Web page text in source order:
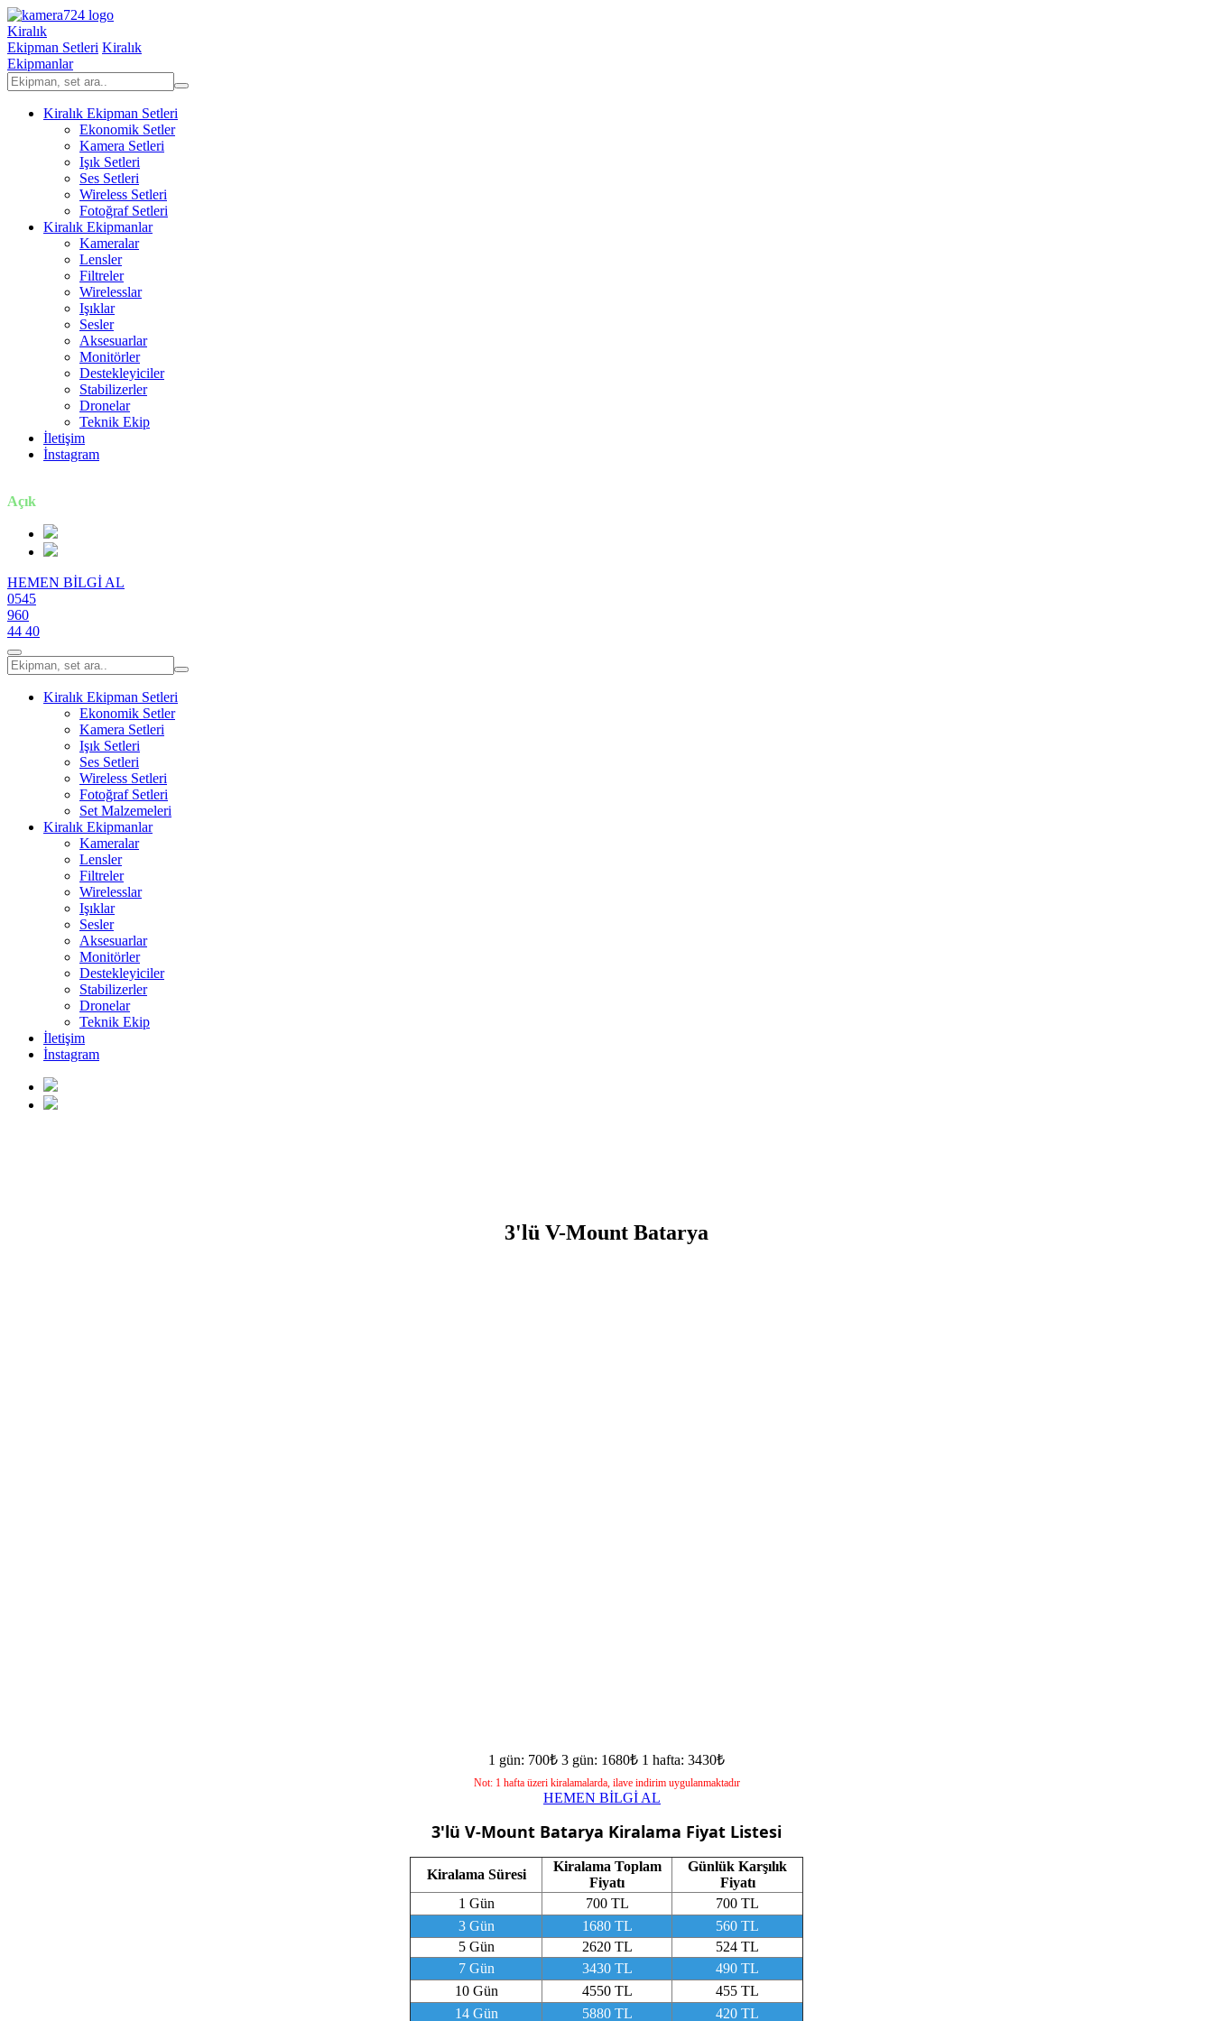
Kiralık
Ekipman Setleri Kiralık
Ekipmanlar
Kiralık Ekipman Setleri
Ekonomik Setler
Kamera Setleri
Işık Setleri
Ses Setleri
Wireless Setleri
Fotoğraf Setleri
Kiralık Ekipmanlar
Kameralar
Lensler
Filtreler
Wirelesslar
Işıklar
Sesler
Aksesuarlar
Monitörler
Destekleyiciler
Stabilizerler
Dronelar
Teknik Ekip
İletişim
İnstagram
Açık
HEMEN BİLGİ AL
0545
960
44 40
Kiralık Ekipman Setleri
Ekonomik Setler
Kamera Setleri
Işık Setleri
Ses Setleri
Wireless Setleri
Fotoğraf Setleri
Set Malzemeleri
Kiralık Ekipmanlar
Kameralar
Lensler
Filtreler
Wirelesslar
Işıklar
Sesler
Aksesuarlar
Monitörler
Destekleyiciler
Stabilizerler
Dronelar
Teknik Ekip
İletişim
İnstagram
3'lü V-Mount Batarya
1 gün: 700₺ 3 gün: 1680₺ 1 hafta: 3430₺
Not: 1 hafta üzeri kiralamalarda, ilave indirim uygulanmaktadır
HEMEN BİLGİ AL
3'lü V-Mount Batarya Kiralama Fiyat Listesi
Kiralama Süresi
Kiralama Toplam
Fiyatı
Günlük Karşılık
Fiyatı
1 Gün
700 TL
700 TL
3 Gün
1680 TL
560 TL
5 Gün
2620 TL
524 TL
7 Gün
3430 TL
490 TL
10 Gün
4550 TL
455 TL
14 Gün
5880 TL 420 TL